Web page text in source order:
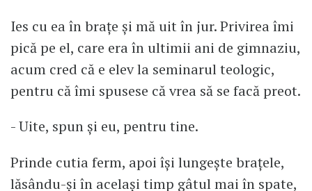
Ies cu ea în brațe și mă uit în jur. Privirea îmi
pică pe el, care era în ultimii ani de gimnaziu,
acum cred că e elev la seminarul teologic,
pentru că îmi spusese că vrea să se facă preot.
- Uite, spun și eu, pentru tine.
Prinde cutia ferm, apoi își lungește brațele,
lăsându-și în același timp gâtul mai în spate,